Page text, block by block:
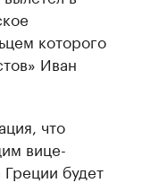
которого
Иван
что
вице-
будет